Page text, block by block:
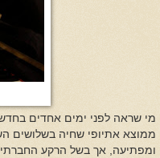
ממוצא אתיופי שחיה בשלושים
ומפתיעה, אך בשל הרקע החברתי